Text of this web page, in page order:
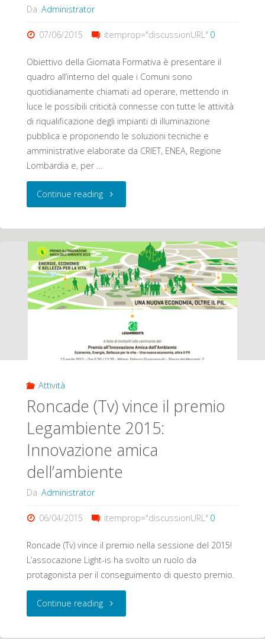
efficienza
energetica
nell’Illuminazio"
Da Administrator
07/06/2015 itemprop="discussionURL" 0
Obiettivo della Giornata Formativa è presentare il
quadro all’interno del quale i Comuni sono
quotidianamente chiamati ad operare, mettendo in
luce le possibili criticità connesse con tutte le attività
di riqualificazione degli impianti di illuminazione
pubblica e proponendo le soluzioni tecniche e
amministrative elaborate da CRIET, ENEA, Regione
Lombardia e, per …
Continue reading"CRIET
2015
–
MILANO,
giugno
e
incentivi
per
energetico"
Attività
Roncade (Tv) vince il premio
Legambiente 2015:
Innovazione amica
dell’ambiente
Da Administrator
06/04/2015 itemprop="discussionURL" 0
Roncade (Tv) vince il premio nella sessione del 2015!
L’assocazione Light-is ha svolto un ruolo da
protagonista per il conseguimento di questo premio.
Continue reading"Roncade